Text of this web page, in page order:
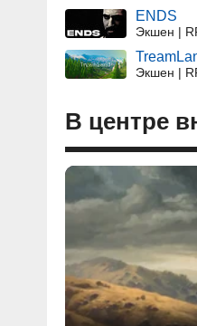
ENDS
Экшен |
Экшен |
В центре